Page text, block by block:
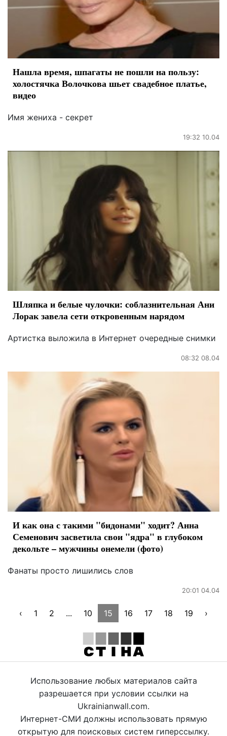
Нашла время, шпагаты не пошли на пользу:
холостячка Волочкова шьет свадебное платье,
видео
Имя жениха - секрет
19:32 10.04
Шляпка и белые чулочки: соблазнительная Ани
Лорак завела сети откровенным нарядом
Артистка выложила в Интернет очередные снимки
08:32 08.04
И как она с такими "бидонами" ходит? Анна
Семенович засветила свои "ядра" в глубоком
декольте – мужчины онемели (фото)
Фанаты просто лишились слов
20:01 04.04
‹ 1 2 ... 10 15 16 17 18 19 ›
Использование любых материалов сайта
разрешается при условии ссылки на
Ukrainianwall.com.
Интернет-СМИ должны использовать прямую
открытую для поисковых систем гиперссылку.